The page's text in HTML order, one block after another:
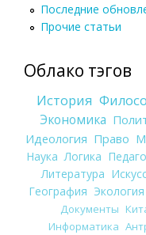
Последние
Прочие статьи
Облако тэгов
История
Экономика
Идеология Право
Наука Логика
Литература
География Экология
Документы
Информатика